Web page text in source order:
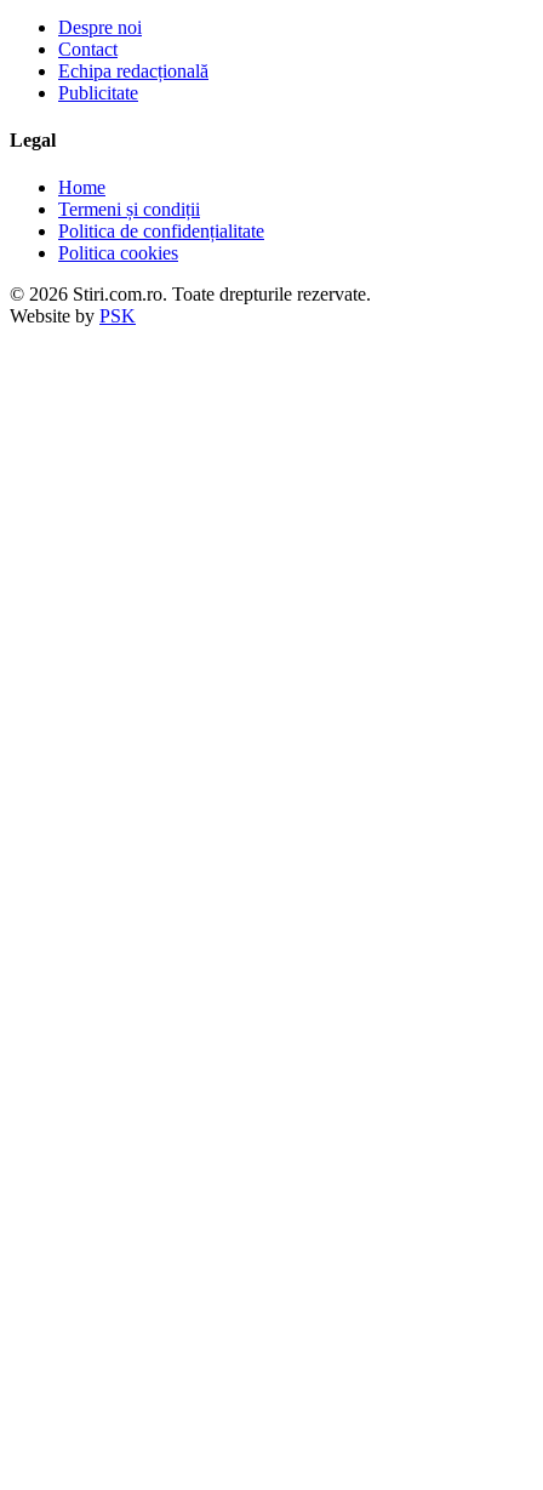
Despre noi
Contact
Echipa redacțională
Publicitate
Legal
Home
Termeni și condiții
Politica de confidențialitate
Politica cookies
© 2026 Stiri.com.ro. Toate drepturile rezervate.
Website by PSK